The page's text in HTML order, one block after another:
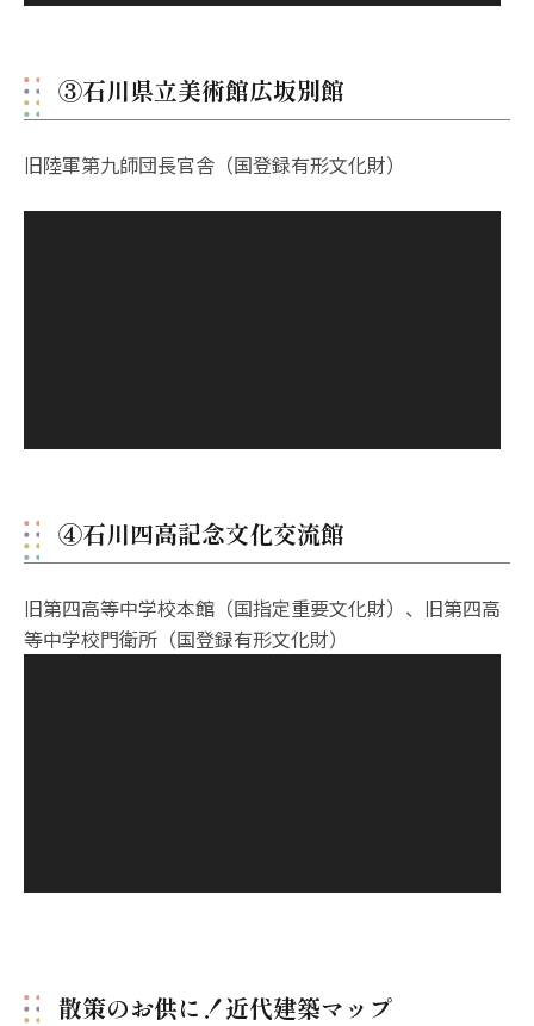
③石川県立美術館広坂別館
旧陸軍第九師団長官舎（国登録有形文化財）
④石川四高記念文化交流館
旧第四高等中学校本館（国指定重要文化財）、旧第四高
等中学校門衛所（国登録有形文化財）
散策のお供に！近代建築マップ